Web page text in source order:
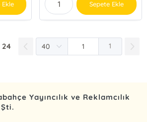
Ekle Sepete Ekle
24 1
Yayıncılık ve Reklamcılık